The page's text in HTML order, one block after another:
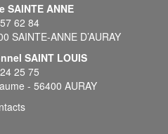
SAINTE ANNE
62 84
SAINTE-ANNE D’AURAY
SAINT LOUIS
25 75
- 56400 AURAY